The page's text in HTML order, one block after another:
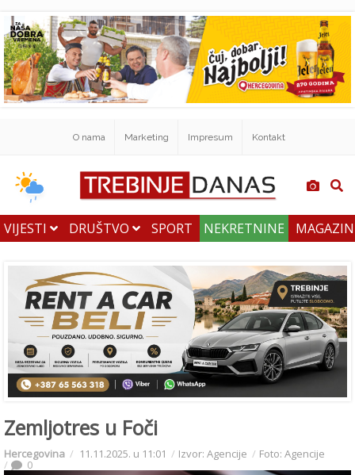
O nama Marketing Impresum Kontakt
VIJESTI DRUŠTVO SPORT NEKRETNINE
Zemljotres u Foči
Hercegovina 11.11.2025. u 11:01 Izvor: Agencije Foto: Agencije
0